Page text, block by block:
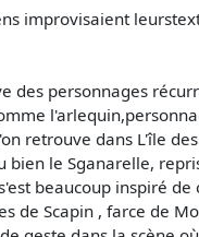
improvisaient
des personnages
retrouve dans L'île des
bien le Sganarelle,
beaucoup inspiré de
de Scapin , farce de